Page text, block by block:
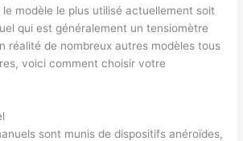
le modèle le plus utilisé actuellement soit
qui est généralement un tensiomètre
réalité de nombreux autres modèles tous
voici comment choisir votre
sont munis de dispositifs anéroïdes,